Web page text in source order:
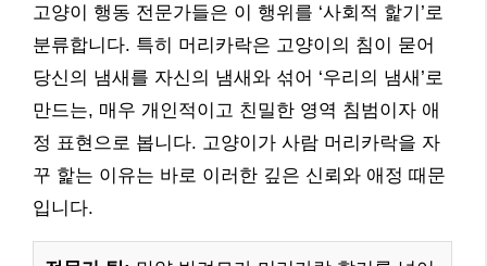
고양이 행동 전문가들은 이 행위를 ‘사회적 핥기’로
분류합니다. 특히 머리카락은 고양이의 침이 묻어
당신의 냄새를 자신의 냄새와 섞어 ‘우리의 냄새’로
만드는, 매우 개인적이고 친밀한 영역 침범이자 애
정 표현으로 봅니다. 고양이가 사람 머리카락을 자
꾸 핥는 이유는 바로 이러한 깊은 신뢰와 애정 때문
입니다.